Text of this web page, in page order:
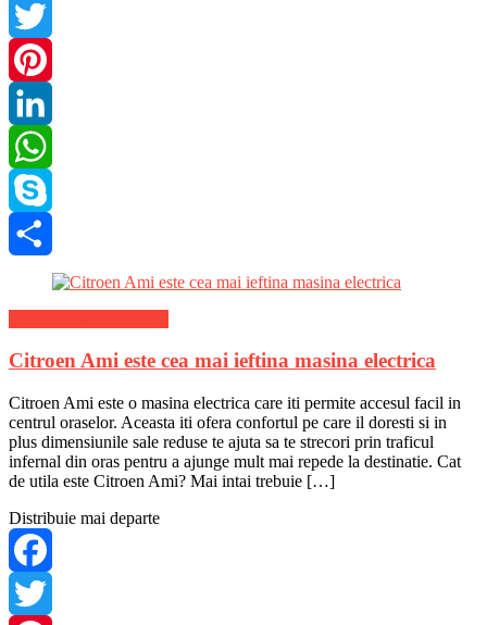
Facebook
Twitter
Pinterest
LinkedIn
WhatsApp
Skype
Citroen Ami este cea mai ieftina masina electrica
Citroen Ami este o masina electrica care iti permite accesul facil in
centrul oraselor. Aceasta iti ofera confortul pe care il doresti si in
plus dimensiunile sale reduse te ajuta sa te strecori prin traficul
infernal din oras pentru a ajunge mult mai repede la destinatie. Cat
de utila este Citroen Ami? Mai intai trebuie […]
Distribuie mai departe
Facebook